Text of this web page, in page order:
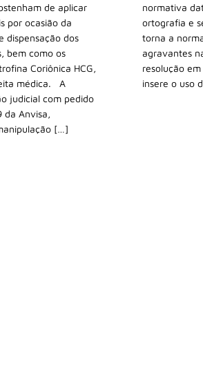
de aplicar
por ocasião da
dispensação dos
bem como os
Coriônica HCG,
médica. A
judicial com pedido
da Anvisa,
[…]
normativa
ortografia e
torna a
agravantes
resolução
insere o uso